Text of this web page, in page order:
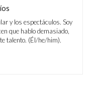
y los espectáculos. Soy
que hablo demasiado,
talento. (Él/he/him).